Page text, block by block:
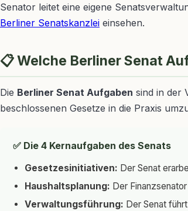
Senator leitet eine eigene
Berliner Senatskanzlei einsehen.
📋 Welche Berliner Senat
Die Berliner Senat Aufgaben sind in der
beschlossenen Gesetze in die Praxis
✅ Die 4 Kernaufgaben des Senats
Gesetzesinitiativen: Der Senat
Haushaltsplanung: Der
Verwaltungsführung: Der Senat